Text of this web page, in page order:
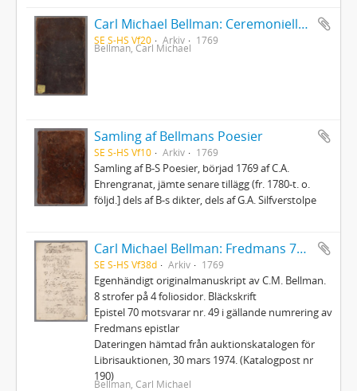
Carl Michael Bellman: Ceremonielle vid Parentation i Riddar-Capittlet af de Två Förgyllta Svinen, hållen öfver Bränvinsbrännaren och Ridd. Lundholm d.15 Okt.1769 af Ordensparentatorn... Janke Jensen
SE S-HS Vf20 Arkiv 1769
Bellman, Carl Michael
Samling af Bellmans Poesier
SE S-HS Vf10 Arkiv 1769
Samling af B-S Poesier, börjad 1769 af C.A.
Ehrengranat, jämte senare tillägg (fr. 1780-t. o.
följd.] dels af B-s dikter, dels af G.A. Silfverstolpe
Carl Michael Bellman: Fredmans 70:e Epistel. Om landstigningen wid Klubben i Mälarn en höst-afton 1769
SE S-HS Vf38d Arkiv 1769
Egenhändigt originalmanuskript av C.M. Bellman.
8 strofer på 4 foliosidor. Bläckskrift
Epistel 70 motsvarar nr. 49 i gällande numrering av
Fredmans epistlar
Dateringen hämtad från auktionskatalogen för
Librisauktionen, 30 mars 1974. (Katalogpost nr
190)
Bellman, Carl Michael